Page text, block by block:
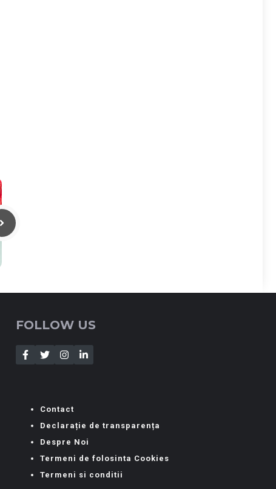
FOLLOW US
Contact
Declarație de transparența
Despre Noi
Termeni de folosinta Cookies
Termeni si conditii